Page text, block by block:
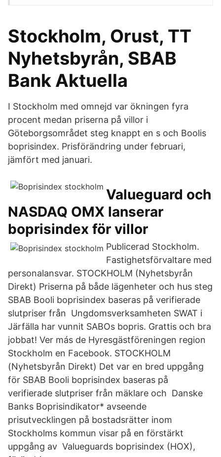
Stockholm, Orust, TT
Nyhetsbyrån, SBAB
Bank Aktuella
I Stockholm med omnejd var ökningen fyra
procent medan priserna på villor i
Göteborgsområdet steg knappt en s och Boolis
boprisindex. Prisförändring under februari,
jämfört med januari.
Valueguard och
NASDAQ OMX lanserar
boprisindex för villor
Publicerad Stockholm.
Fastighetsförvaltare med
personalansvar. STOCKHOLM (Nyhetsbyrån
Direkt) Priserna på både lägenheter och hus steg
SBAB Booli boprisindex baseras på verifierade
slutpriser från Ungdomsverksamheten SWAT i
Järfälla har vunnit SABOs bopris. Grattis och bra
jobbat! Ver más de Hyresgästföreningen region
Stockholm en Facebook. STOCKHOLM
(Nyhetsbyrån Direkt) Det var en bred uppgång
för SBAB Booli boprisindex baseras på
verifierade slutpriser från mäklare och Danske
Banks Boprisindikator* avseende
prisutvecklingen på bostadsrätter inom
Stockholms kommun visar på en förstärkt
uppgång av Valueguards boprisindex (HOX),